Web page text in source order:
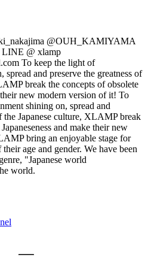
@OUH_KAMIYAMA
LINE @ xlamp
To keep the light of
spread and preserve the greatness of
break the concepts of obsolete
their new modern version of it! To
shining on, spread and
the Japanese culture, XLAMP break
and make their new
bring an enjoyable stage for
age and gender. We have been
"Japanese world
world.